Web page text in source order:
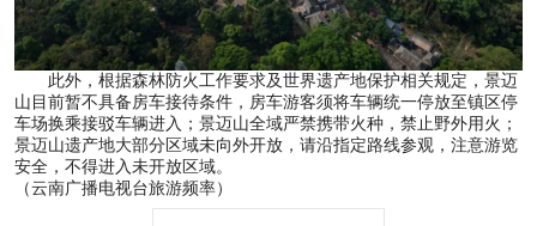
此外，根据森林防火工作要求及世界遗产地保护相关规定，景迈
山目前暂不具备房车接待条件，房车游客须将车辆统一停放至镇区停
车场换乘接驳车辆进入；景迈山全域严禁携带火种，禁止野外用火；
景迈山遗产地大部分区域未向外开放，请沿指定路线参观，注意游览
安全，不得进入未开放区域。
（云南广播电视台旅游频率）